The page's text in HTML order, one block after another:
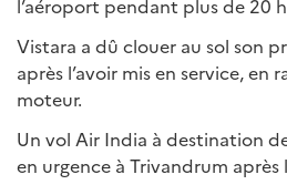
l’aéroport pendant plus de 20
Vistara a dû clouer au sol son
après l’avoir mis en service, en
moteur.
Un vol Air India à destination
en urgence à Trivandrum après